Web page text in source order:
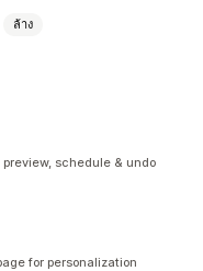
ล้าง
schedule & undo
for personalization